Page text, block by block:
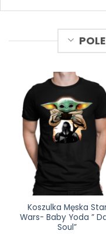
Koszulka Męska
Wars- Baby Yoda ”
Soul”